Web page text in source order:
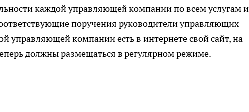
каждой управляющей компании по всем услугам и
поручения руководители управляющих
управляющей компании есть в интернете свой сайт, на
должны размещаться в регулярном режиме.